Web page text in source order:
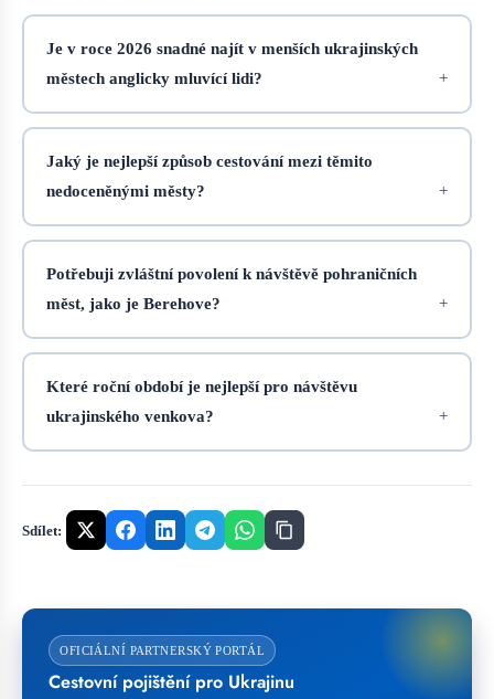
Je v roce 2026 snadné najít v menších ukrajinských
městech anglicky mluvící lidi?
Jaký je nejlepší způsob cestování mezi těmito
nedoceněnými městy?
Potřebuji zvláštní povolení k návštěvě pohraničních
měst, jako je Berehove?
Které roční období je nejlepší pro návštěvu
ukrajinského venkova?
Sdílet:
OFICIÁLNÍ PARTNERSKÝ PORTÁL
Cestovní pojištění pro Ukrajinu